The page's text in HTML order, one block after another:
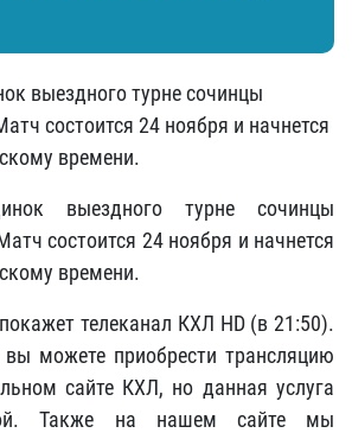
выездного турне сочинцы
состоится 24 ноября и начнется
времени.
выездного турне сочинцы
состоится 24 ноября и начнется
времени.
телеканал КХЛ HD (в 21:50).
можете приобрести трансляцию
сайте КХЛ, но данная услуга
Также на нашем сайте мы